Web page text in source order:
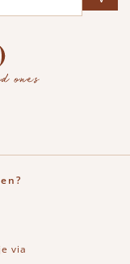
Instagram pagina
via